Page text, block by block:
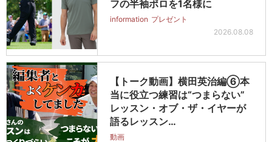
フの半袖ポロを1名様に
information プレゼント
2026.08.08
【トーク動画】横田英治編⑥本
当に役立つ練習は“つまらない”
レッスン・オブ・ザ・イヤーが
語るレッスン…
動画